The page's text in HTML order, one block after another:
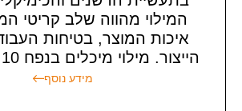
המילוי מהווה שלב קריטי
איכות המוצר, בטיחות
הייצור. מילוי מיכלים בנפח 10 ליטר דורש
מידע נוסף